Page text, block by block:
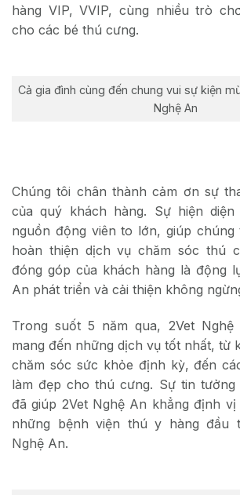
hàng VIP, VVIP, cùng nhiều trò
cho các bé thú cưng.
Cả gia đình cùng đến chung vui sự kiện
Nghệ An
Chúng tôi chân thành cảm ơn sự
của quý khách hàng. Sự hiện
nguồn động viên to lớn, giúp chúng
hoàn thiện dịch vụ chăm sóc thú
đóng góp của khách hàng là động
An phát triển và cải thiện không
Trong suốt 5 năm qua, 2Vet
mang đến những dịch vụ tốt nhất, từ
chăm sóc sức khỏe định kỳ, đến
làm đẹp cho thú cưng. Sự tin tưởng
đã giúp 2Vet Nghệ An khẳng định
những bệnh viện thú y hàng đầu
Nghệ An.